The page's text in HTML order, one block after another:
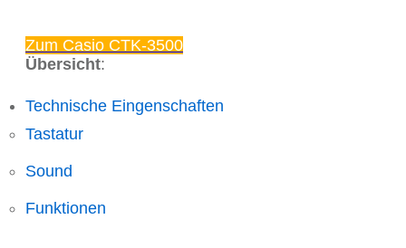
Zum Casio CTK-3500
Übersicht:
Technische Eingenschaften
Tastatur
Sound
Funktionen